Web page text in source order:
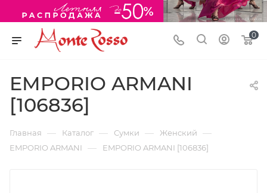
0
EMPORIO ARMANI
[106836]
Главная — Каталог — Сумки — Женский —
EMPORIO ARMANI — EMPORIO ARMANI [106836]